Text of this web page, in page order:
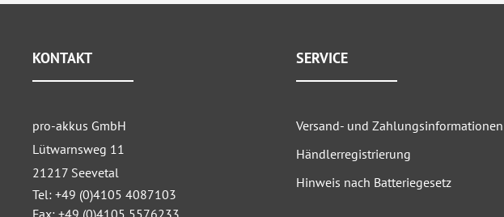
KONTAKT
pro-akkus GmbH
Lütwarnsweg 11
21217 Seevetal
Tel: +49 (0)4105 4087103
SERVICE
Versand- und Zahlungsinformationen
Händlerregistrierung
Hinweis nach Batteriegesetz